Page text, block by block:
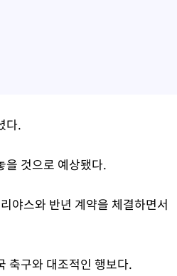
다.
을 것으로 예상됐다.
야스와 반년 계약을 체결하면서
축구와 대조적인 행보다.